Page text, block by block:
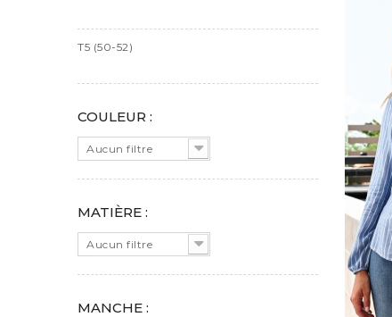
T5 (50-52)
COULEUR :
Aucun filtre
MATIÈRE :
Aucun filtre
MANCHE :